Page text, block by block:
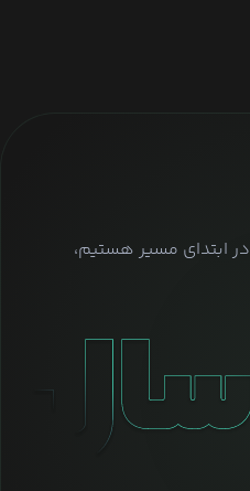
ابتدای مسیر هستیم،